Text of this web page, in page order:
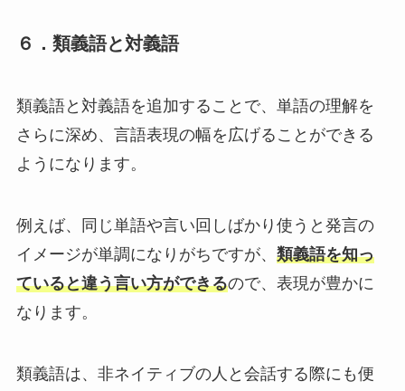
６．類義語と対義語
類義語と対義語を追加することで、単語の理解を
さらに深め、言語表現の幅を広げることができる
ようになります。
例えば、同じ単語や言い回しばかり使うと発言の
イメージが単調になりがちですが、 類義語を知っ
ていると違う言い方ができるので、表現が豊かに
なります。
類義語は、非ネイティブの人と会話する際にも便